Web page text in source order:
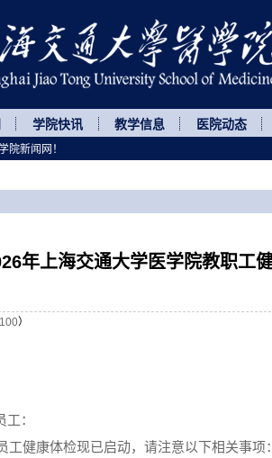
学院快讯 教学信息 医院动态
年上海交通大学医学院教职工
）
：
工健康体检现已启动，请注意以下相关事项
院新闻网！